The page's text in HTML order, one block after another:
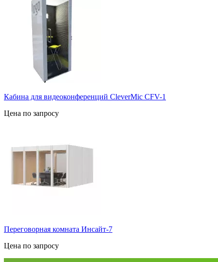
Кабина для видеоконференций CleverMic CFV-1
Цена по запросу
Переговорная комната Инсайт-7
Цена по запросу